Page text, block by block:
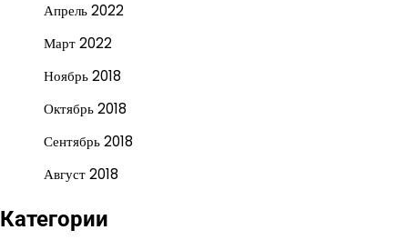
Апрель 2022
Март 2022
Ноябрь 2018
Октябрь 2018
Сентябрь 2018
Август 2018
Категории